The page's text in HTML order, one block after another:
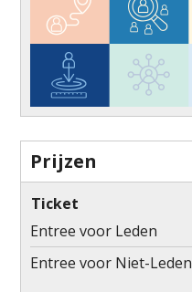
Prijzen
Ticket
Entree voor Leden
Entree voor Niet-Leden